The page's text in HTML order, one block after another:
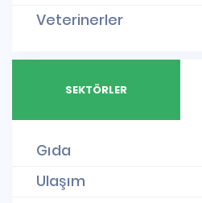
Veterinerler
SEKTÖRLER
Gıda
Ulaşım